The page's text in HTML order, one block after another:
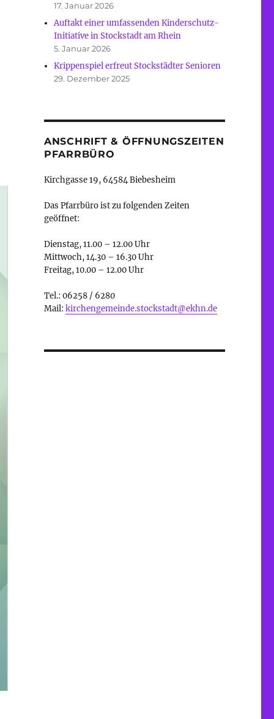
17. Januar 2026
Auftakt einer umfassenden Kinderschutz-
Initiative in Stockstadt am Rhein
5. Januar 2026
Krippenspiel erfreut Stockstädter Senioren
29. Dezember 2025
ANSCHRIFT & ÖFFNUNGSZEITEN
PFARRBÜRO
Kirchgasse 19, 64584 Biebesheim
Das Pfarrbüro ist zu folgenden Zeiten
geöffnet:
Dienstag, 11.00 – 12.00 Uhr
Mittwoch, 14.30 – 16.30 Uhr
Freitag, 10.00 – 12.00 Uhr
Tel.: 06258 / 6280
Mail: kirchengemeinde.stockstadt@ekhn.de